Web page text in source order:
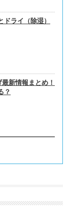
ライ（除湿）
新情報まとめ！
？
トや特徴を解説